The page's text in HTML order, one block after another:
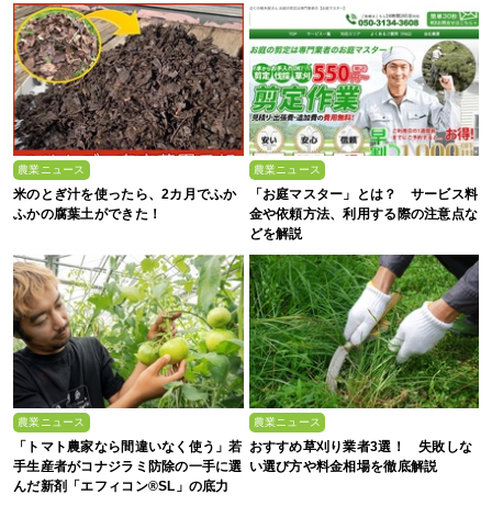
農業ニュース
米のとぎ汁を使ったら、2カ月でふか
ふかの腐葉土ができた！
農業ニュース
「お庭マスター」とは？ サービス料
金や依頼方法、利用する際の注意点な
どを解説
農業ニュース
「トマト農家なら間違いなく使う」若
手生産者がコナジラミ防除の一手に選
んだ新剤「エフィコン®SL」の底力
農業ニュース
おすすめ草刈り業者3選！ 失敗しな
い選び方や料金相場を徹底解説